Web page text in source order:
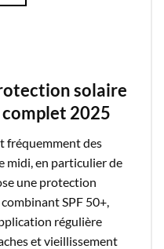
solaire
2025
fréquemment des
midi, en particulier de
une protection
SPF 50+,
régulière
et vieillissement